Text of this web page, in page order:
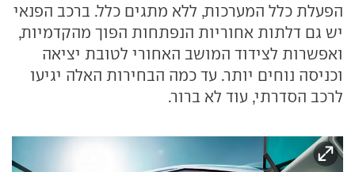
הפעלת כלל המערכות, ללא מתגים כלל. ברכב הפנאי
יש גם דלתות אחוריות הנפתחות הפוך מהקדמיות,
ואפשרות לצידוד המושב האחורי לטובת יציאה
וכניסה נוחים יותר. עד כמה הבחירות האלה יגיעו
לרכב הסדרתי, עוד לא ברור.